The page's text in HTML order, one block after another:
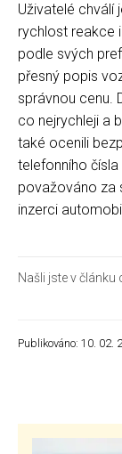
Uživatelé chválí
rychlost reakce
podle svých
přesný popis
správnou cenu.
co nejrychleji a
také ocenili
telefonního
považováno za
inzerci
Našli jste v článku
Publikováno: 10. 02.